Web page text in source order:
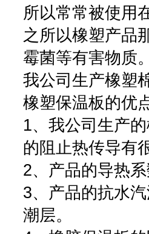
所以常常被使用
之所以橡塑产品
霉菌等有害物质
我公司生产橡塑
橡塑保温板的优
1、我公司生产
的阻止热传导有
2、产品的导热
3、产品的抗水
潮层。